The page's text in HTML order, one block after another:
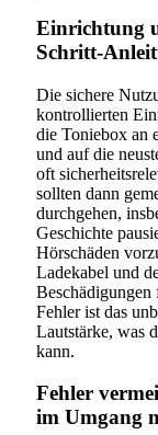
Einrichtung
Schritt-
Die sichere
kontrollierten
die Toniebox an
und auf die
oft
sollten dann
durchgehen,
Geschichte
Hörschäden
Ladekabel und
Fehler ist das
Lautstärke, was
kann.
Fehler
im Umgang